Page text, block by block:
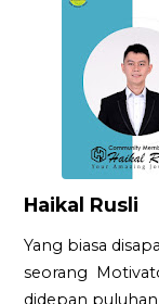
Haikal Rusli
Yang biasa
seorang
didepan